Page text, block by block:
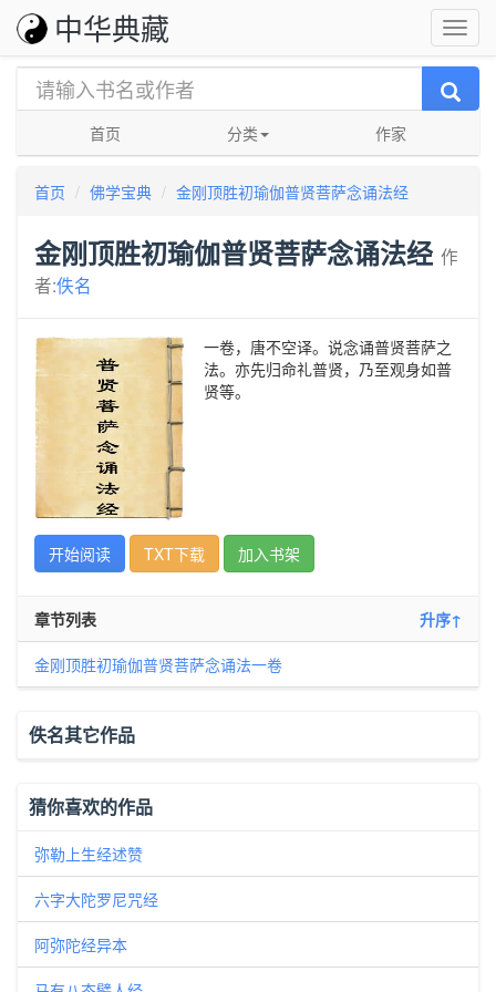
中华典藏
首页 分类 作家
首页 佛学宝典 金刚顶胜初瑜伽普贤菩萨念诵法经
金刚顶胜初瑜伽普贤菩萨念诵法经 作
者:佚名
一卷，唐不空译。说念诵普贤菩萨之
法。亦先归命礼普贤，乃至观身如普
贤等。
开始阅读 TXT下载 加入书架
章节列表 升序↑
金刚顶胜初瑜伽普贤菩萨念诵法一卷
佚名其它作品
猜你喜欢的作品
弥勒上生经述赞
六字大陀罗尼咒经
阿弥陀经异本